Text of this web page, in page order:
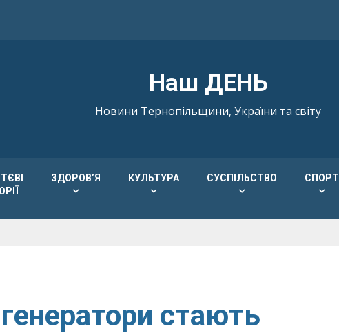
Наш ДЕНЬ
Новини Тернопільщини, України та світу
ЗДОРОВ’Я КУЛЬТУРА СУСПІЛЬСТВО СПОРТ
стають